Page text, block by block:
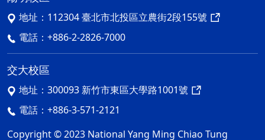
地址： 112304 臺北市北投區立農街2段155號
電話： +886-2-2826-7000
交大校區
地址： 300093 新竹市東區大學路1001號
電話： +886-3-571-2121
Copyright © 2023 National Yang Ming Chiao Tung